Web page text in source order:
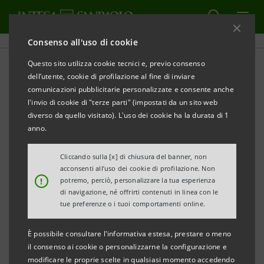
Consenso all'uso di cookie
Questo sito utilizza cookie tecnici e, previo consenso
dell’utente, cookie di profilazione al fine di inviare
comunicazioni pubblicitarie personalizzate e consente anche
l'invio di cookie di "terze parti" (impostati da un sito web
diverso da quello visitato). L'uso dei cookie ha la durata di 1
anno.
!
Cliccando sulla [x] di chiusura del banner, non
acconsenti all’uso dei cookie di profilazione. Non
potremo, perciò, personalizzare la tua esperienza
di navigazione, né offrirti contenuti in linea con le
tue preferenze o i tuoi comportamenti online.
È possibile consultare l'informativa estesa, prestare o meno
il consenso ai cookie o personalizzarne la configurazione e
modificare le proprie scelte in qualsiasi momento accedendo
Bilanci società controllate
STAMPA
In questa sezione si trovano i bilanci delle società
controllate di Intesa Sanpaolo pubblicati dopo il 1°
gennaio 2007, data di decorrenza della fusione tra
Banca Intesa e Sanpaolo IMI.